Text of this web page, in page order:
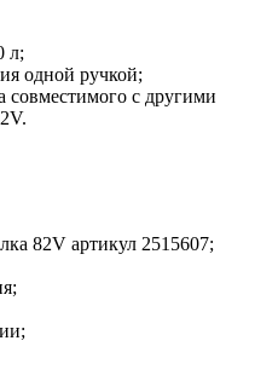
л;
одной ручкой;
совместимого с другими
82V артикул 2515607;